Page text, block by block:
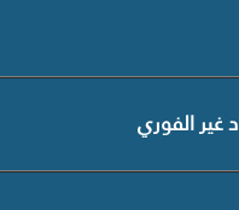
غيرالفوري